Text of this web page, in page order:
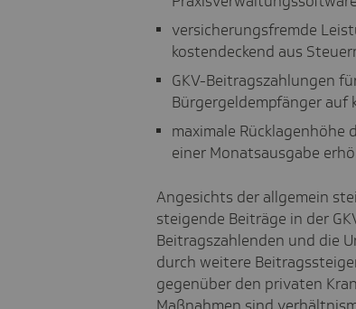
versicherungsfremde
kostendeckend aus
GKV-Beitragszahlungen
Bürgergeldempfänger auf
maximale Rücklagenhöhe
einer Monatsausgabe
Angesichts der allgemein
steigende Beiträge in der
Beitragszahlenden und die
durch weitere
gegenüber den privaten